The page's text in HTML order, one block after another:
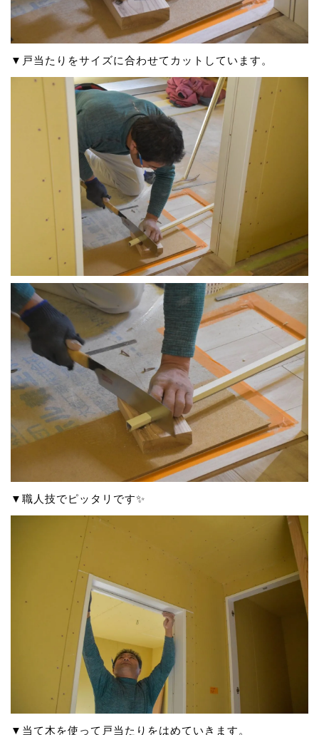
▼戸当たりをサイズに合わせてカットしています。
▼職人技でピッタリです✨
▼当て木を使って戸当たりをはめていきます。